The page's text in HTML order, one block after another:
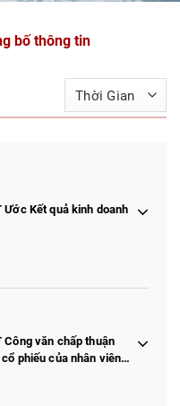
bố thông tin
Ước Kết quả kinh doanh
Công văn chấp thuận
phiếu của nhân viên